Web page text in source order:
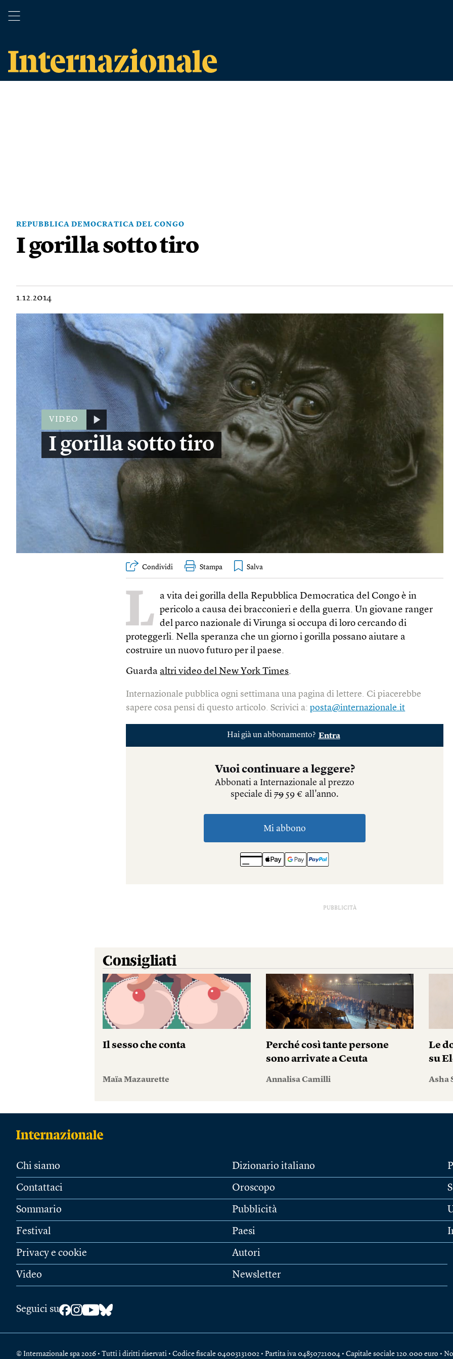
REPUBBLICA DEMOCRATICA DEL CONGO
I gorilla sotto tiro
1.12.2014
VIDEO
I gorilla sotto tiro
Condividi Stampa
L
a vita dei gorilla della Repubblica Democratica del Congo è in
pericolo a causa dei bracconieri e della guerra. Un giovane ranger
del parco nazionale di Virunga si occupa di loro cercando di
proteggerli. Nella speranza che un giorno i gorilla possano aiutare a
costruire un nuovo futuro per il paese.
Guarda altri video del New York Times.
Internazionale pubblica ogni settimana una pagina di lettere. Ci piacerebbe
sapere cosa pensi di questo articolo. Scrivici a:posta@internazionale.it
PUBBLICITÀ
Consigliati
Il sesso che conta
Maïa Mazaurette
Perché così tante persone
sono arrivate a Ceuta
Annalisa Camilli
Le
su
Asha
Chi siamo
Contattaci
Sommario
Festival
Privacy e cookie
Video
Dizionario italiano
Oroscopo
Pubblicità
Paesi
Autori
Newsletter
Seguici su
© Internazionale spa 2026 • Tutti i diritti riservati • Codice fiscale 04003131002 • Partita iva 04850721004 • Capitale sociale 120.000 euro •